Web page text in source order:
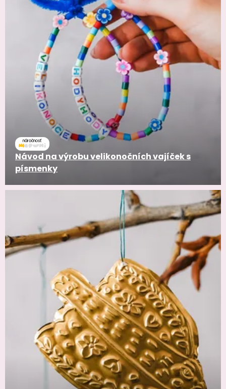
náročnosť
Návod na výrobu velikonočních vajíček s
písmenky